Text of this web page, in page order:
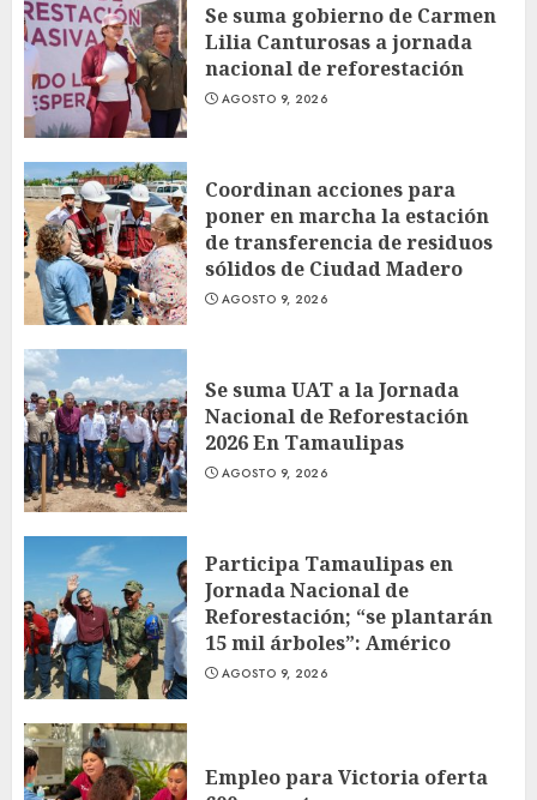
Se suma gobierno de Carmen
Lilia Canturosas a jornada
nacional de reforestación
AGOSTO 9, 2026
Coordinan acciones para
poner en marcha la estación
de transferencia de residuos
sólidos de Ciudad Madero
AGOSTO 9, 2026
Se suma UAT a la Jornada
Nacional de Reforestación
2026 En Tamaulipas
AGOSTO 9, 2026
Participa Tamaulipas en
Jornada Nacional de
Reforestación; “se plantarán
15 mil árboles”: Américo
AGOSTO 9, 2026
Empleo para Victoria oferta